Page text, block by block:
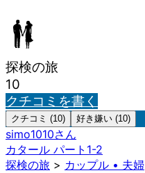
探検の旅
10
クチコミを書く
クチコミ (10) 好き嫌い (10)
simo1010さん
カタール パート1-2
探検の旅 > カップル • 夫婦